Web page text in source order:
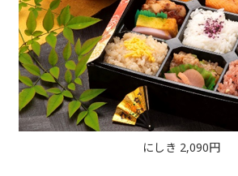
にしき 2,090円